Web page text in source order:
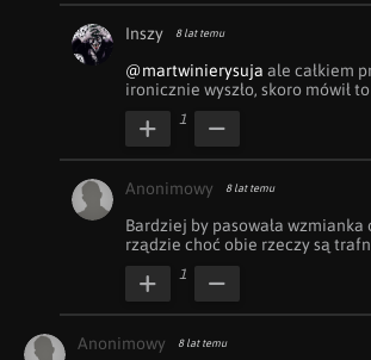
Inszy 8 lat temu
@martwinierysuja ale całkiem
ironicznie wyszło, skoro mówił
1
Anonimowy 8 lat temu
Bardziej by pasowała
rządzie choć obie rzeczy są
1
Anonimowy 8 lat temu